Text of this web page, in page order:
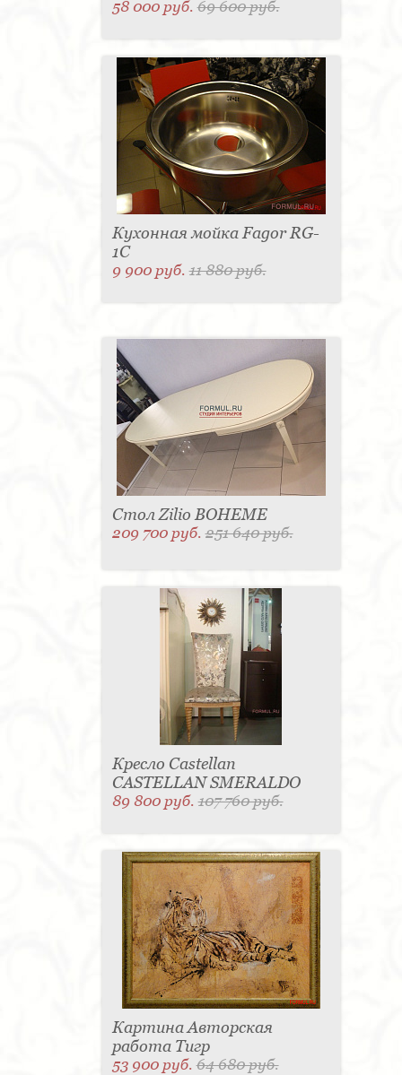
58 000 руб.69 600 руб.
Кухонная мойка Fagor RG-
1C
9 900 руб.11 880 руб.
Стол Zilio BOHEME
209 700 руб.251 640 руб.
Кресло Castellan
CASTELLAN SMERALDO
89 800 руб.107 760 руб.
Картина Авторская
работа Тигр
53 900 руб.64 680 руб.